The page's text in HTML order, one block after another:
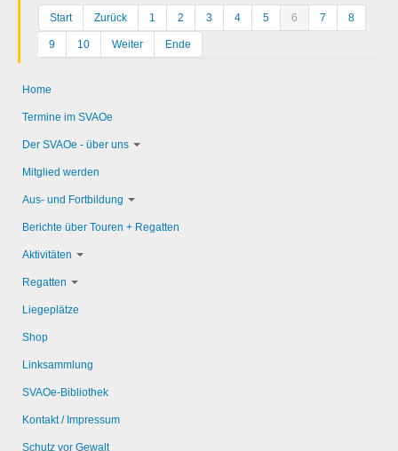
Start Zurück 1 2 3 4 5 6 7 8
9 10 Weiter Ende
Home
Termine im SVAOe
Der SVAOe - über uns
Mitglied werden
Aus- und Fortbildung
Berichte über Touren + Regatten
Aktivitäten
Regatten
Liegeplätze
Shop
Linksammlung
SVAOe-Bibliothek
Kontakt / Impressum
Schutz vor Gewalt